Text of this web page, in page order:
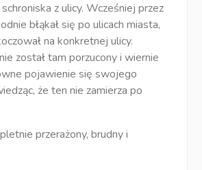
z ulicy. Wcześniej przez
błąkał się po ulicach miasta,
na konkretnej ulicy.
został tam porzucony i wiernie
pojawienie się swojego
że ten nie zamierza po
przerażony, brudny i